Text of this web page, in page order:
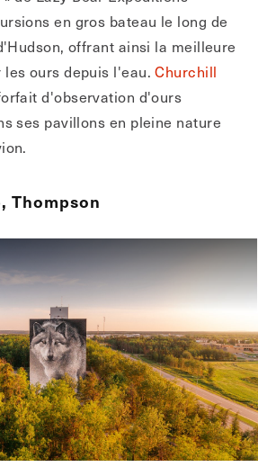
en gros bateau le long de
offrant ainsi la meilleure
les ours depuis l'eau.Churchill
d'observation d'ours
ses pavillons en pleine nature
Thompson